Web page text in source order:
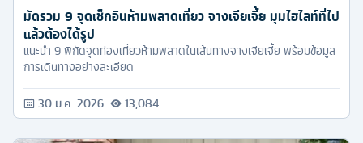
มัดรวม 9 จุดเช็กอินห้ามพลาดเที่ยว จางเจียเจี้ย มุมไฮไลท์ที่ไป
แล้วต้องได้รูป
แนะนำ 9 พิกัดจุดท่องเที่ยวห้ามพลาดในเส้นทางจางเจียเจี้ย พร้อมข้อมูล
การเดินทางอย่างละเอียด
30 ม.ค. 2026 13,084